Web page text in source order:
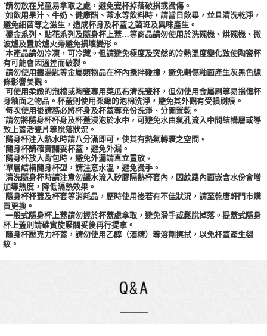
˙請勿放在兒童易拿取之處，避免瓷杯掉落破損或燙傷。
˙如飲用果汁、牛奶、健康醋、茶水等飲料時，請當日飲畢，並且清洗乾淨，
避免細菌等之滋生，造成杯身及杯蓋之菌斑及異味產生。
˙鎏金系列、貼花系列及隨身杯上蓋…等商品請勿使用於洗碗機、烘碗機、微
波爐及置於爐火旁避免損壞變形。
˙本產品請勿冷凍，可冷藏。但請避免極度及突然的冷熱溫度變化致使陶瓷杯
有可能會因溫差而破裂。
˙請勿使用鐵湯匙等金屬類物品在杯內攪拌碰撞，避免劃傷釉面產生灰黑色線
條影響美觀。
˙可使用柔緻的泡棉或陶瓷專用菜瓜布清洗瓷杯，但勿使用金屬刷等易損傷杯
身釉面之物品。杯蓋則使用柔緻的泡棉洗淨，避免其外觀有受損刷痕。
˙每次使用後請務必將杯身及杯蓋等充份洗淨、分開置乾。
˙請勿將隨身杯杯身及杯蓋浸泡於水中，可避免水由氣孔流入中間結構層或導
致上蓋活瓷片等脫落狀況。
˙隨身杯注入熱水時請八分滿即可，使其有熱氣轉寰之空間。
˙隨身杯請確實關妥杯蓋，避免外漏。
˙隨身杯放入背包時，避免外漏請直立置放。
˙單層結構隨身杯型，請注意水溫，避免燙手。
˙清洗隨身杯時請注意勿讓水流入矽膠隔熱杯套內，因紋路內面嵌含水份會增
加導熱度，降低隔熱效果。
˙隨身杯杯蓋及杯套等消耗品，歷時使用後若有不佳狀況，請至乾唐軒門市購
買更換。
˙一般式隨身杯上蓋請勿握於杯蓋處拿取，避免滑手或鬆脫掉落。提蓋式隨身
杯上蓋則請確實旋緊關妥後再行提拿。
˙隨身杯壓克力杯蓋，請勿使用乙醇（酒精）等溶劑擦拭，以免杯蓋產生裂
紋。